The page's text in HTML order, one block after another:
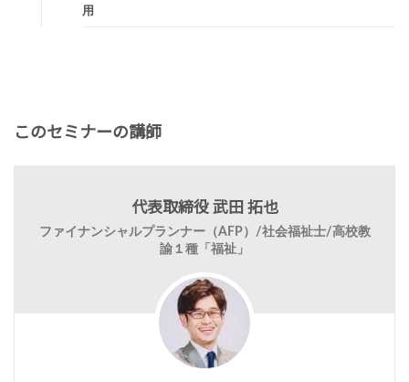
用
このセミナーの講師
代表取締役 武田 拓也
ファイナンシャルプランナー（AFP）/社会福祉士/高校教
諭１種「福祉」